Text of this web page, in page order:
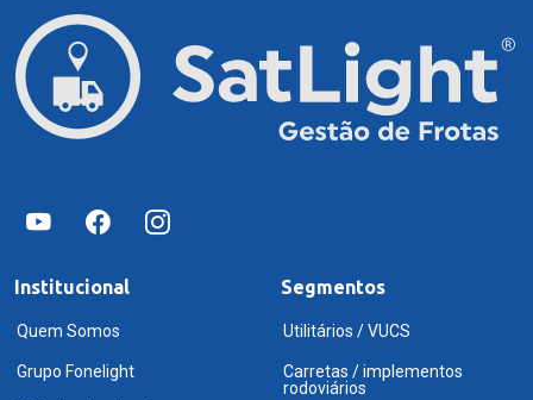
Institucional
Quem Somos
Grupo Fonelight
Segmentos
Utilitários / VUCS
Carretas / implementos
rodoviários